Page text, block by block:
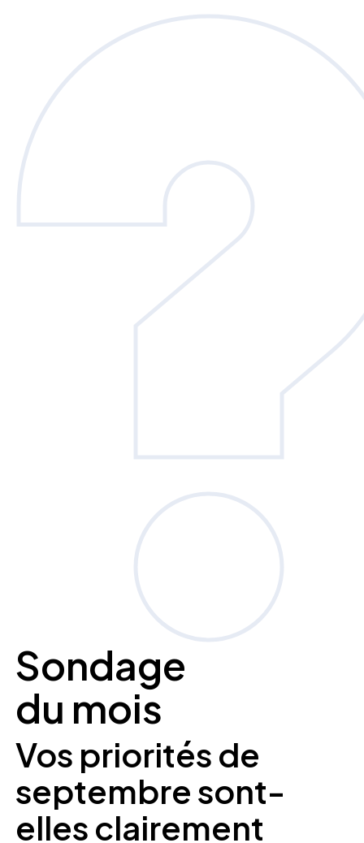
Sondage
du mois
Vos priorités de
septembre sont-
elles clairement